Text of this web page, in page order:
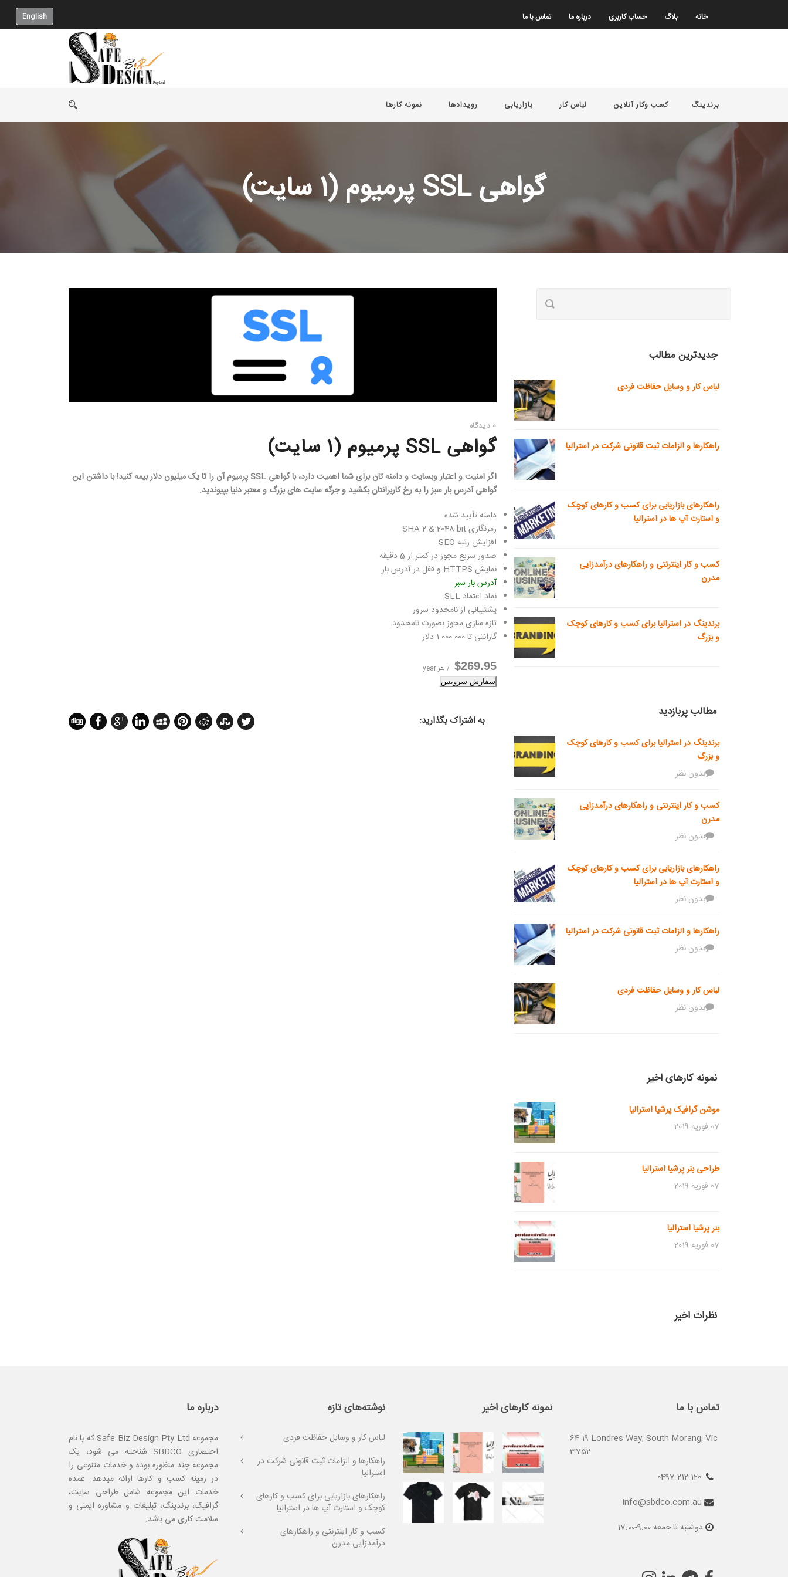
خانه بلاگ حساب کاربری درباره ما تماس با ما English
برندینگ کسب وکار آنلاین لباس کار بازاریابی رویدادها نمونه کارها
گواهی SSL پرمیوم (1 سایت)
0 دیدگاه
گواهی SSL پرمیوم (1 سایت)
اگر امنیت و اعتبار وبسایت و دامنه تان برای شما اهمیت دارد، با گواهی SSL پرمیوم آن را تا یک میلیون دلار بیمه کنید! با داشتن این
گواهی آدرس بار سبز را به رخ کاربرانتان بکشید و جرگه سایت های بزرگ و معتبر دنیا بپیوندید.
دامنه تأیید شده
رمزنگاری SHA-2 & 2048-bit
افزایش رتبه SEO
صدور سریع مجوز در کمتر از 5 دقیقه
نمایش HTTPS و قفل در آدرس بار
آدرس بار سبز
نماد اعتماد SLL
پشتیبانی از نامحدود سرور
تازه سازی مجوز بصورت نامحدود
گارانتی تا 1.000.000 دلار
$269.95 / هر year
سفارش سرویس
به اشتراک بگذارید:
جدیدترین مطالب
لباس کار و وسایل حفاظت فردی
راهکارها و الزامات ثبت قانونی شرکت در استرالیا
راهکارهای بازاریابی برای کسب و کارهای کوچک
و استارت آپ ها در استرالیا
کسب و کار اینترنتی و راهکارهای درآمدزایی
مدرن
برندینگ در استرالیا برای کسب و کارهای کوچک
و بزرگ
مطالب پربازدید
برندینگ در استرالیا برای کسب و کارهای کوچک
و بزرگ
بدون نظر
کسب و کار اینترنتی و راهکارهای درآمدزایی
مدرن
بدون نظر
راهکارهای بازاریابی برای کسب و کارهای کوچک
و استارت آپ ها در استرالیا
بدون نظر
راهکارها و الزامات ثبت قانونی شرکت در استرالیا
بدون نظر
لباس کار و وسایل حفاظت فردی
بدون نظر
نمونه کارهای اخیر
موشن گرافیک پرشیا استرالیا
07 فوریه 2019
طراحی بنر پرشیا استرالیا
07 فوریه 2019
بنر پرشیا استرالیا
07 فوریه 2019
نظرات اخیر
درباره ما
مجموعه Safe Biz Design Pty Ltd که با نام
احتصاری SBDCO شناخته می شود، یک
مجموعه چند منظوره بوده و خدمات متنوعی را
در زمینه کسب و کارها ارائه میدهد. عمده
خدمات این مجموعه شامل طراحی سایت،
گرافیک، برندینگ، تبلیغات و مشاوره ایمنی و
سلامت کاری می باشد.
نوشته‌های تازه
لباس کار و وسایل حفاظت فردی
راهکارها و الزامات ثبت قانونی شرکت در
استرالیا
راهکارهای بازاریابی برای کسب و کارهای
کوچک و استارت آپ ها در استرالیا
کسب و کار اینترنتی و راهکارهای
درآمدزایی مدرن
نمونه کارهای اخیر تماس با ما
64 19 Londres Way, South Morang, Vic
3752
دوشنبه تا جمعه 9:00-17:00